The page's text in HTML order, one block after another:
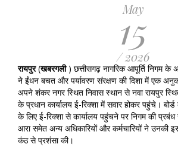
May
15
/ 2026
रायपुर(खबरगली) छत्तीसगढ़ नागरिक आपूर्ति निगम के
ने ईंधन बचत और पर्यावरण संरक्षण की दिशा में एक
अपने शंकर नगर स्थित निवास स्थान से नवा रायपुर
के प्रधान कार्यालय ई-रिक्शा में सवार होकर पहुंचे।
के लिए ई-रिक्शा से कार्यालय पहुंचने पर निगम की
आरा समेत अन्य अधिकारियों और कर्मचारियों ने उनकी
कंठ से प्रशंसा की।